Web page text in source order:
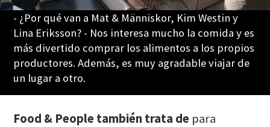
- ¿Por qué van a Mat & Människor, Kim Westin y
Lina Eriksson? - Nos interesa mucho la comida y es
más divertido comprar los alimentos a los propios
productores. Además, es muy agradable viajar de
un lugar a otro.
Food & People también trata de para